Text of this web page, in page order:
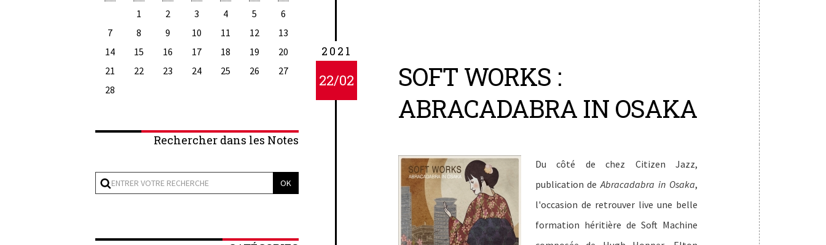
1 2 3 4 5
6
7
8 9 10 11 12
13
14
15 16 17 18 19
20
21
22 23 24 25 26
27
28
Rechercher dans les Notes
2021
22/02
SOFT WORKS :
ABRACADABRA IN OSAKA
Du côté de chez Citizen Jazz,
publication deAbracadabra in Osaka,
l'occasion de retrouver live une belle
formation héritière de Soft Machine